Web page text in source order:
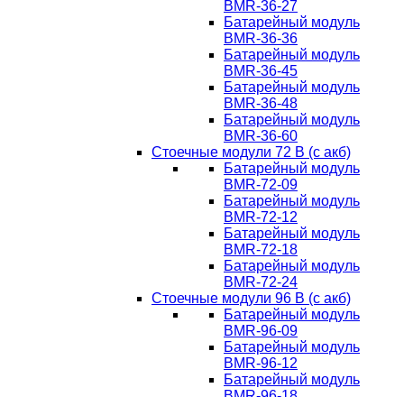
BMR-36-27
Батарейный модуль
BMR-36-36
Батарейный модуль
BMR-36-45
Батарейный модуль
BMR-36-48
Батарейный модуль
BMR-36-60
Стоечные модули 72 В (с акб)
Батарейный модуль
BMR-72-09
Батарейный модуль
BMR-72-12
Батарейный модуль
BMR-72-18
Батарейный модуль
BMR-72-24
Стоечные модули 96 В (с акб)
Батарейный модуль
BMR-96-09
Батарейный модуль
BMR-96-12
Батарейный модуль